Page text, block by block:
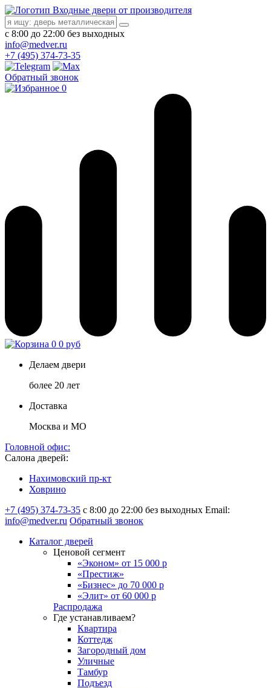
Входные двери от производителя
с 8:00 до 22:00 без выходных
info@medver.ru
+7 (495) 374-73-35
Обратный звонок
0
0 0 руб
Делаем двери
более 20 лет
Доставка
Москва и МО
Головной офис:
Салона дверей:
Нахимовский пр-кт
Ховрино
+7 (495) 374-73-35 с 8:00 до 22:00 без выходных Email:
info@medver.ru Обратный звонок
Каталог дверей
Ценовой сегмент
«Эконом» от 15 000 р
«Престиж»
«Бизнес» до 70 000 р
«Элит» от 60 000 р
Распродажа
Где устанавливаем?
Квартира
Коттедж
Загородный дом
Уличные
Тамбур
Подъезд